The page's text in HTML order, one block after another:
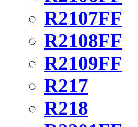
R2107FF
R2108FF
R2109FF
R217
R218